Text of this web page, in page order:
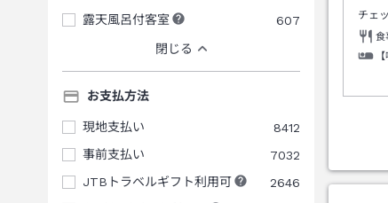
露天風呂付客室
607
閉じる
お支払方法
現地支払い
8412
事前支払い
7032
JTBトラベルギフト利用可
2646
チェ
食